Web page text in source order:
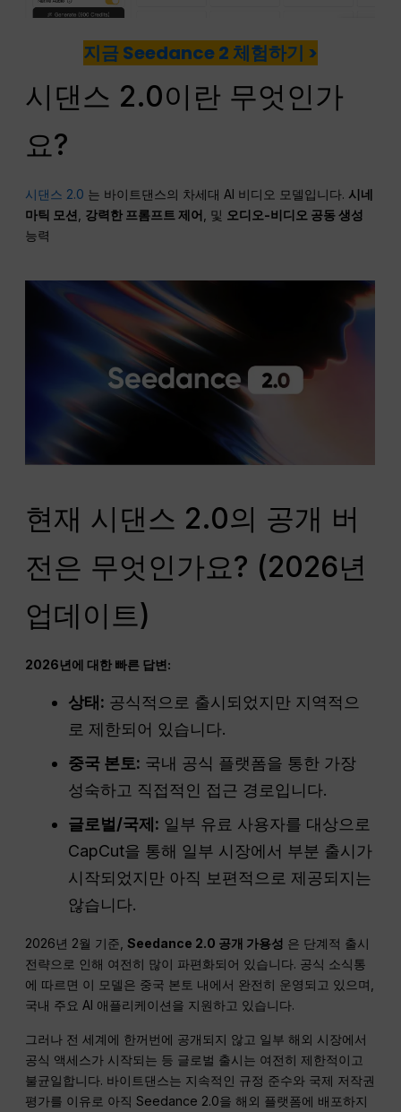
지금 Seedance 2 체험하기 >
시댄스 2.0이란 무엇인가
요?
시댄스 2.0 는 바이트댄스의 차세대 AI 비디오 모델입니다.시네
마틱 모션 강력한 프롬프트 제어 , 및 오디오-비디오 공동 생성
능력
현재 시댄스 2.0의 공개 버
전은 무엇인가요? (2026년
업데이트)
2026년에 대한 빠른 답변:
상태: 공식적으로 출시되었지만 지역적으
로 제한되어 있습니다.
중국 본토: 국내 공식 플랫폼을 통한 가장
성숙하고 직접적인 접근 경로입니다.
글로벌/국제: 일부 유료 사용자를 대상으로
CapCut을 통해 일부 시장에서 부분 출시가
시작되었지만 아직 보편적으로 제공되지는
않습니다.
2026년 2월 기준,Seedance 2.0 공개 가용성 은 단계적 출시
전략으로 인해 여전히 많이 파편화되어 있습니다. 공식 소식통
에 따르면 이 모델은 중국 본토 내에서 완전히 운영되고 있으며,
국내 주요 AI 애플리케이션을 지원하고 있습니다.
그러나 전 세계에 한꺼번에 공개되지 않고 일부 해외 시장에서
공식 액세스가 시작되는 등 글로벌 출시는 여전히 제한적이고
불균일합니다. 바이트댄스는 지속적인 규정 준수와 국제 저작권
평가를 이유로 아직 Seedance 2.0을 해외 플랫폼에 배포하지